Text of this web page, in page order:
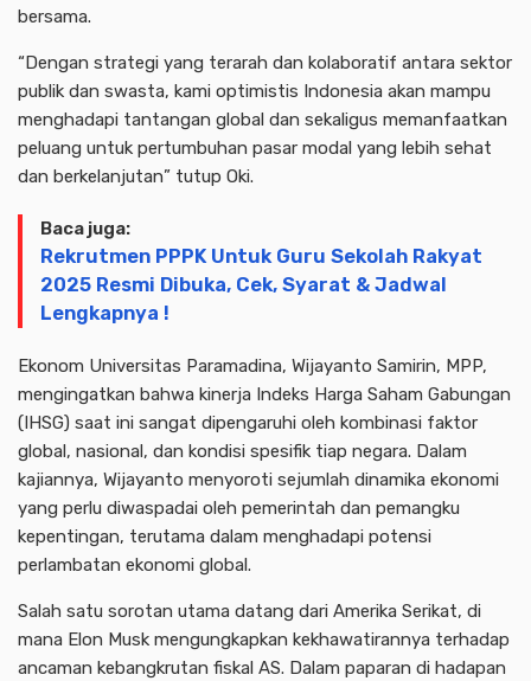
bersama.
“Dengan strategi yang terarah dan kolaboratif antara sektor
publik dan swasta, kami optimistis Indonesia akan mampu
menghadapi tantangan global dan sekaligus memanfaatkan
peluang untuk pertumbuhan pasar modal yang lebih sehat
dan berkelanjutan” tutup Oki.
Baca juga:
Rekrutmen PPPK Untuk Guru Sekolah Rakyat
2025 Resmi Dibuka, Cek, Syarat & Jadwal
Lengkapnya !
Ekonom Universitas Paramadina, Wijayanto Samirin, MPP,
mengingatkan bahwa kinerja Indeks Harga Saham Gabungan
(IHSG) saat ini sangat dipengaruhi oleh kombinasi faktor
global, nasional, dan kondisi spesifik tiap negara. Dalam
kajiannya, Wijayanto menyoroti sejumlah dinamika ekonomi
yang perlu diwaspadai oleh pemerintah dan pemangku
kepentingan, terutama dalam menghadapi potensi
perlambatan ekonomi global.
Salah satu sorotan utama datang dari Amerika Serikat, di
mana Elon Musk mengungkapkan kekhawatirannya terhadap
ancaman kebangkrutan fiskal AS. Dalam paparan di hadapan